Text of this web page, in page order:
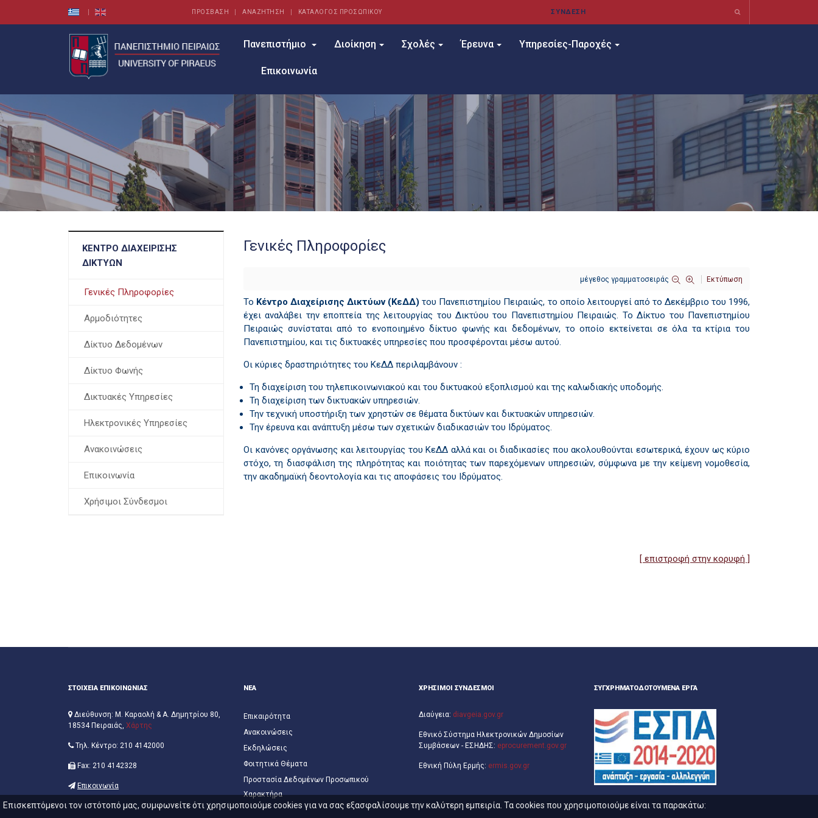
ΠΡΟΣΒΑΣΗ ΑΝΑΖΗΤΗΣΗ ΚΑΤΑΛΟΓΟΣ ΠΡΟΣΩΠΙΚΟΥ
Πανεπιστήμιο Διοίκηση Σχολές Έρευνα Υπηρεσίες-Παροχές
Επικοινωνία
Γενικές Πληροφορίες
μέγεθος γραμματοσειράς Εκτύπωση
Το Κέντρο Διαχείρισης Δικτύων (ΚεΔΔ) του Πανεπιστημίου Πειραιώς, το οποίο λειτουργεί από το Δεκέμβριο του 1996,
έχει αναλάβει την εποπτεία της λειτουργίας του Δικτύου του Πανεπιστημίου Πειραιώς. Το Δίκτυο του Πανεπιστημίου
Πειραιώς συνίσταται από το ενοποιημένο δίκτυο φωνής και δεδομένων, το οποίο εκτείνεται σε όλα τα κτίρια του
Πανεπιστημίου, και τις δικτυακές υπηρεσίες που προσφέρονται μέσω αυτού.
Οι κύριες δραστηριότητες του ΚεΔΔ περιλαμβάνουν :
Τη διαχείριση του τηλεπικοινωνιακού και του δικτυακού εξοπλισμού και της καλωδιακής υποδομής.
Τη διαχείριση των δικτυακών υπηρεσιών.
Την τεχνική υποστήριξη των χρηστών σε θέματα δικτύων και δικτυακών υπηρεσιών.
Την έρευνα και ανάπτυξη μέσω των σχετικών διαδικασιών του Ιδρύματος.
Οι κανόνες οργάνωσης και λειτουργίας του ΚεΔΔ αλλά και οι διαδικασίες που ακολουθούνται εσωτερικά, έχουν ως κύριο
στόχο, τη διασφάλιση της πληρότητας και ποιότητας των παρεχόμενων υπηρεσιών, σύμφωνα με την κείμενη νομοθεσία,
την ακαδημαϊκή δεοντολογία και τις αποφάσεις του Ιδρύματος.
[ επιστροφή στην κορυφή ]
ΚΈΝΤΡΟ ΔΙΑΧΕΊΡΙΣΗΣ
ΔΙΚΤΎΩΝ
Γενικές Πληροφορίες
Αρμοδιότητες
Δίκτυο Δεδομένων
Δίκτυο Φωνής
Δικτυακές Υπηρεσίες
Ηλεκτρονικές Υπηρεσίες
Ανακοινώσεις
Επικοινωνία
Χρήσιμοι Σύνδεσμοι
ΣΤΟΙΧΕΙΑ ΕΠΙΚΟΙΝΩΝΙΑΣ
Διεύθυνση: Μ. Καραολή & Α. Δημητρίου 80,
18534 Πειραιάς, Χάρτης
Τηλ. Κέντρο: 210 4142000
Fax: 210 4142328
Επικοινωνία
ΝΕΑ
Επικαιρότητα
Ανακοινώσεις
Εκδηλώσεις
Φοιτητικά Θέματα
Προστασία Δεδομένων Προσωπικού
Χαρακτήρα
ΧΡΗΣΙΜΟΙ ΣΥΝΔΕΣΜΟΙ
Διαύγεια: diavgeia.gov.gr
Εθνικό Σύστημα Ηλεκτρονικών Δημοσίων
Συμβάσεων - ΕΣΗΔΗΣ: eprocurement.gov.gr
Εθνική Πύλη Ερμής: ermis.gov.gr
ΣΥΓΧΡΗΜΑΤΟΔΟΤΟΎΜΕΝΑ ΈΡΓΑ
Επισκεπτόμενοι τον ιστότοπό μας, συμφωνείτε ότι χρησιμοποιούμε cookies για να σας εξασφαλίσουμε την καλύτερη εμπειρία. Τα cookies που χρησιμοποιούμε είναι τα παρακάτω: